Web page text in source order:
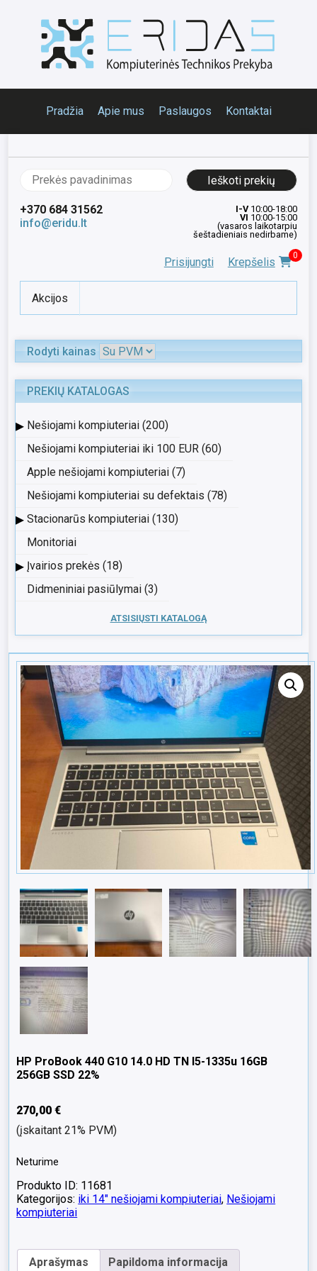
Pradžia Apie mus Paslaugos Kontaktai
Ieškoti:
+370 684 31562
info@eridu.lt
I-V10:00-18:00
VI 10:00-15:00
(vasaros laikotarpiu
šeštadieniais nedirbame)
Prisijungti Krepšelis 0
Akcijos
Rodyti kainas
PREKIŲ KATALOGAS
▸ Nešiojami kompiuteriai (200)
Nešiojami kompiuteriai iki 100 EUR (60)
Apple nešiojami kompiuteriai (7)
Nešiojami kompiuteriai su defektais (78)
▸ Stacionarūs kompiuteriai (130)
Monitoriai
▸ Įvairios prekės (18)
Didmeniniai pasiūlymai (3)
ATSISIŲSTI KATALOGĄ
HP ProBook 440 G10 14.0 HD TN I5-1335u 16GB
256GB SSD 22%
270,00€
(įskaitant 21% PVM)
Neturime
Produkto ID: 11681
Kategorijos: iki 14" nešiojami kompiuteriai, Nešiojami
kompiuteriai
Aprašymas Papildoma informacija